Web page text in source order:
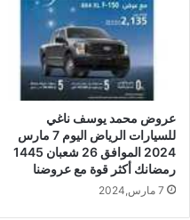
عروض محمد يوسف ناغي
للسيارات الرياض اليوم 7 مارس
2024 الموافق 26 شعبان 1445
رمضانك أكثر قوة مع عروضنا
7 مارس,2024